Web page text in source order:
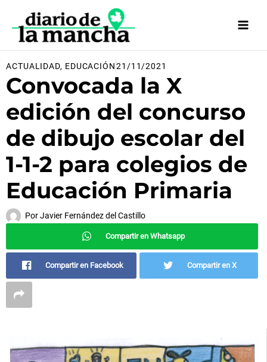
contenido
ACTUALIDAD, EDUCACIÓN21/11/2021
Convocada la X
edición del concurso
de dibujo escolar del
1-1-2 para colegios de
Educación Primaria
PorJavier Fernández del Castillo
Compartir en Whatsapp
Compartir en Facebook Compartir en X